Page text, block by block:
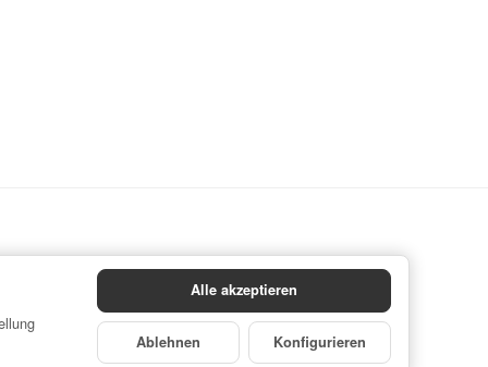
Alle akzeptieren
Ablehnen Konfigurieren